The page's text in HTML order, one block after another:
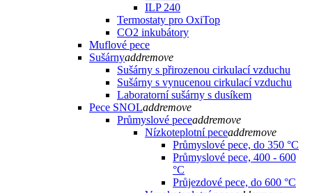
ILP 240
Termostaty pro OxiTop
CO2 inkubátory
Muflové pece
Sušárnyaddremove
Sušárny s přirozenou cirkulací vzduchu
Sušárny s vynucenou cirkulací vzduchu
Laboratorní sušárny s dusíkem
Pece SNOLaddremove
Průmyslové peceaddremove
Nízkoteplotní peceaddremove
Průmyslové pece, do 350 °C
Průmyslové pece, 400 - 600
°C
Průjezdové pece, do 600 °C